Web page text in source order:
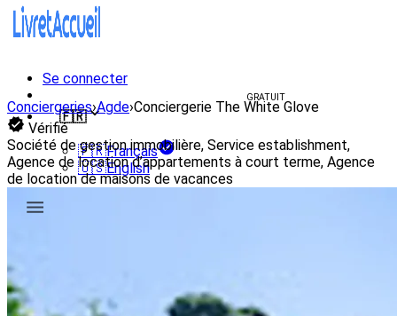
Se connecter
GRATUIT
🇫🇷
🇫🇷Français
🇺🇸English
Conciergeries›Agde›Conciergerie The White Glove
Vérifié
Société de gestion immobilière, Service establishment,
Agence de location d’appartements à court terme, Agence
de location de maisons de vacances